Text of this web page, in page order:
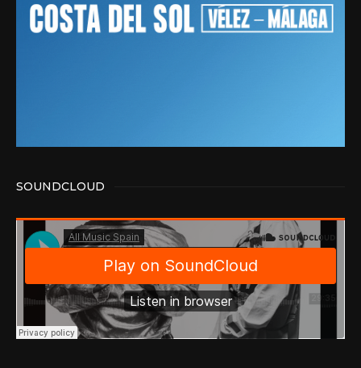
SOUNDCLOUD